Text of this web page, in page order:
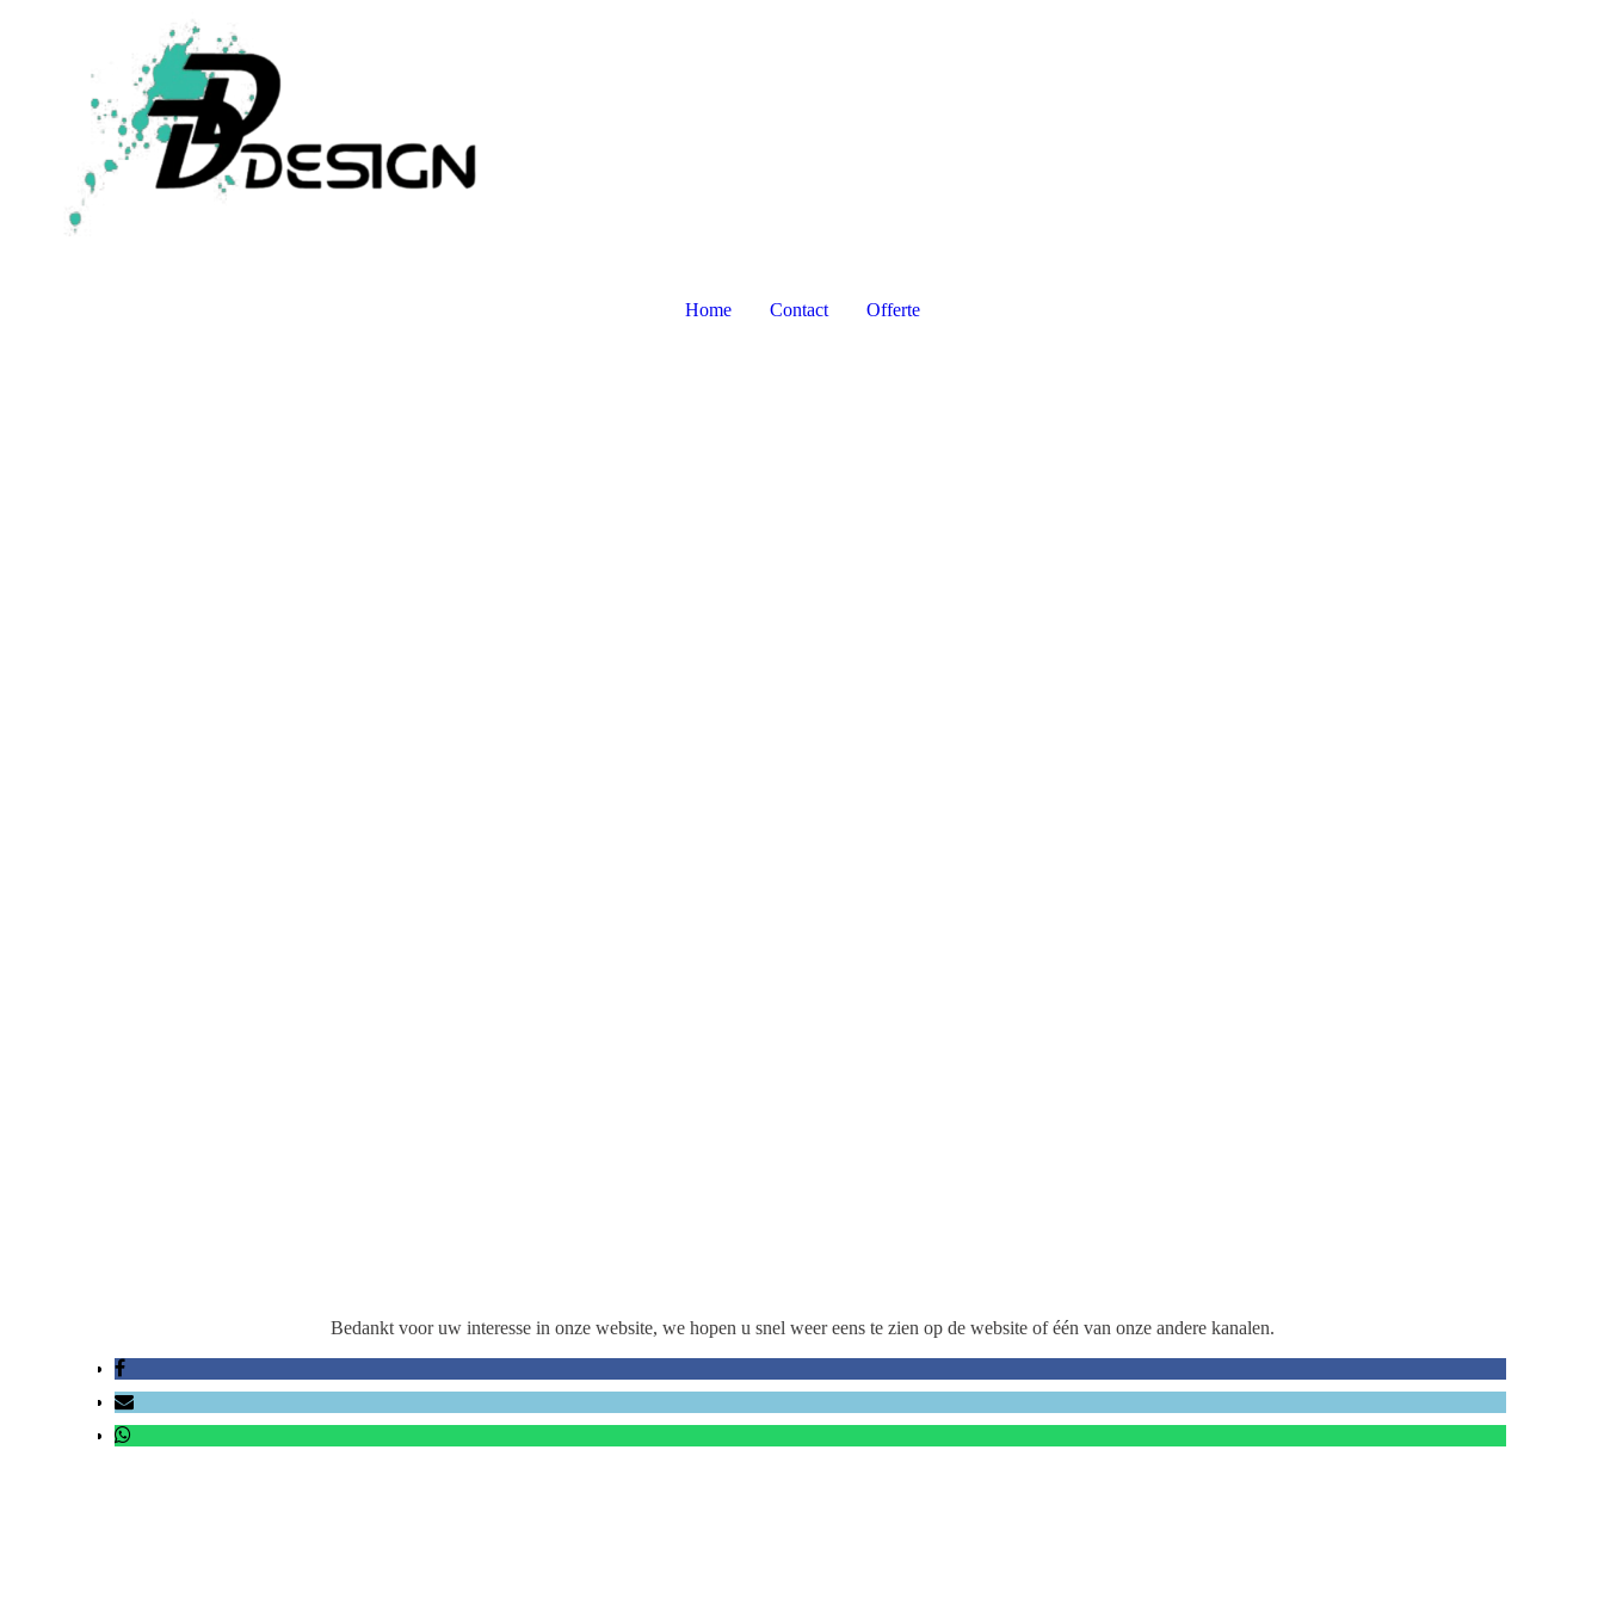
Home Contact Offerte
Bedankt voor uw interesse in onze website, we hopen u snel weer eens te zien op de website of één van onze andere kanalen.